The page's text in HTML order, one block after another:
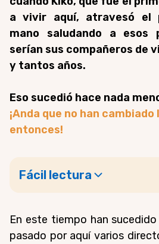
a vivir aquí, atravesó el
mano saludando a esos
serían sus compañeros de
y tantos años.
Eso sucedió hace nada
¡Anda que no han
entonces!
Fácil lectura
En este tiempo han
pasado por aquí varios